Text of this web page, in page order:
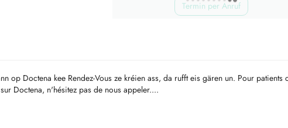
Termin per Anruf
op Doctena kee Rendez-Vous ze kréien ass, da rufft eis gären un. Pour patients
Doctena, n'hésitez pas de nous appeler....